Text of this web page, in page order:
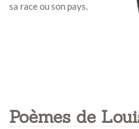
sa race ou son pays.
Poèmes de